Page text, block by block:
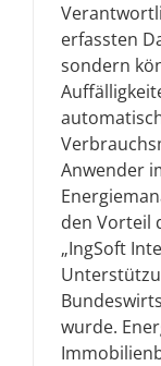
erfassten
sondern
Anwender
den Vorteil
„IngSoft
wurde.